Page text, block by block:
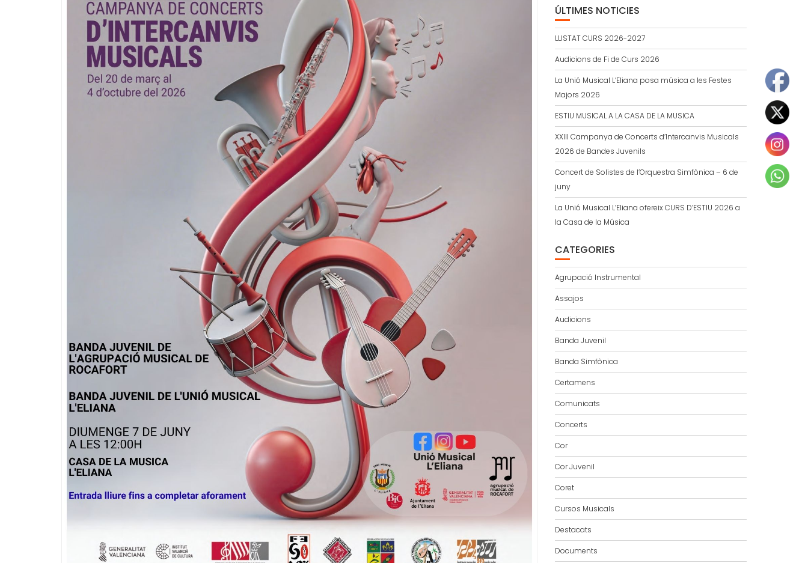
ÚLTIMES NOTICIES
LLISTAT CURS 2026-2027
Audicions de Fi de Curs 2026
La Unió Musical L’Eliana posa música a les Festes
Majors 2026
ESTIU MUSICAL A LA CASA DE LA MUSICA
XXIII Campanya de Concerts d’Intercanvis Musicals
2026 de Bandes Juvenils
Concert de Solistes de l’Orquestra Simfònica – 6 de
juny
La Unió Musical L’Eliana ofereix CURS D’ESTIU 2026 a
la Casa de la Música
CATEGORIES
Agrupació Instrumental
Assajos
Audicions
Banda Juvenil
Banda Simfònica
Certamens
Comunicats
Concerts
Cor
Cor Juvenil
Coret
Cursos Musicals
Destacats
Documents